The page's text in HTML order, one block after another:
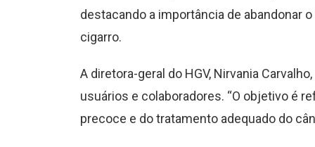
destacando a importância de abandonar
cigarro.
A diretora-geral do HGV, Nirvania
usuários e colaboradores. “O objetivo é
precoce e do tratamento adequado do